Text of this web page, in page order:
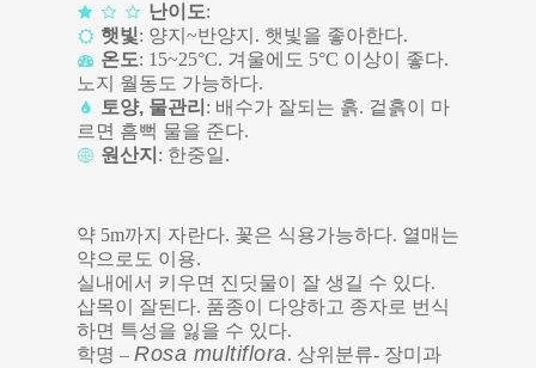
난이도:
햇빛: 양지~반양지. 햇빛을 좋아한다.
온도: 15~25°C. 겨울에도 5°C 이상이 좋다.
노지 월동도 가능하다.
토양, 물관리 : 배수가 잘되는 흙. 겉흙이 마
르면 흠뻑 물을 준다.
원산지 : 한중일.
약 5m까지 자란다. 꽃은 식용가능하다. 열매는
약으로도 이용.
실내에서 키우면 진딧물이 잘 생길 수 있다.
삽목이 잘된다. 품종이 다양하고 종자로 번식
하면 특성을 잃을 수 있다.
학명 – Rosa multiflora. 상위분류- 장미과